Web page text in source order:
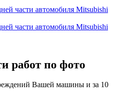
работ по фото
Вашей машины и за 10